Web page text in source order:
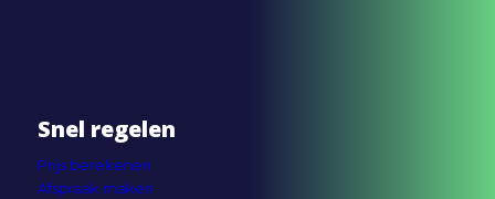
Snel regelen
Prijs berekenen
Afspraak maken